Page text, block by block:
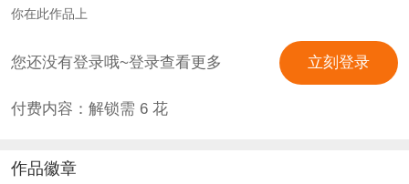
澍】&秦云姝。【官配】 爱越深，恨越切。
黑暗里的人，终在一日，等来了属于自己的
光。” “越是在意，便越是恨。” 你永远不懂
他在恨什么，那些爱，本该不属于他，是他
也】&秦云姝。 双向奔赴的暗恋。 ——爱
你在此作品上
您还没有登录哦~登录查看更多 立刻登录
付费内容：解锁需 6花
作品徽章